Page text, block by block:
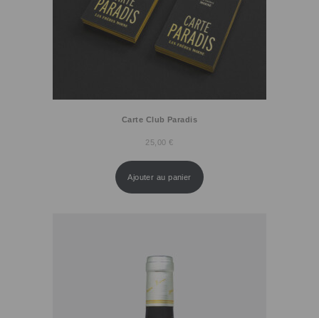
Carte Club Paradis
25,00€
Ajouter au panier